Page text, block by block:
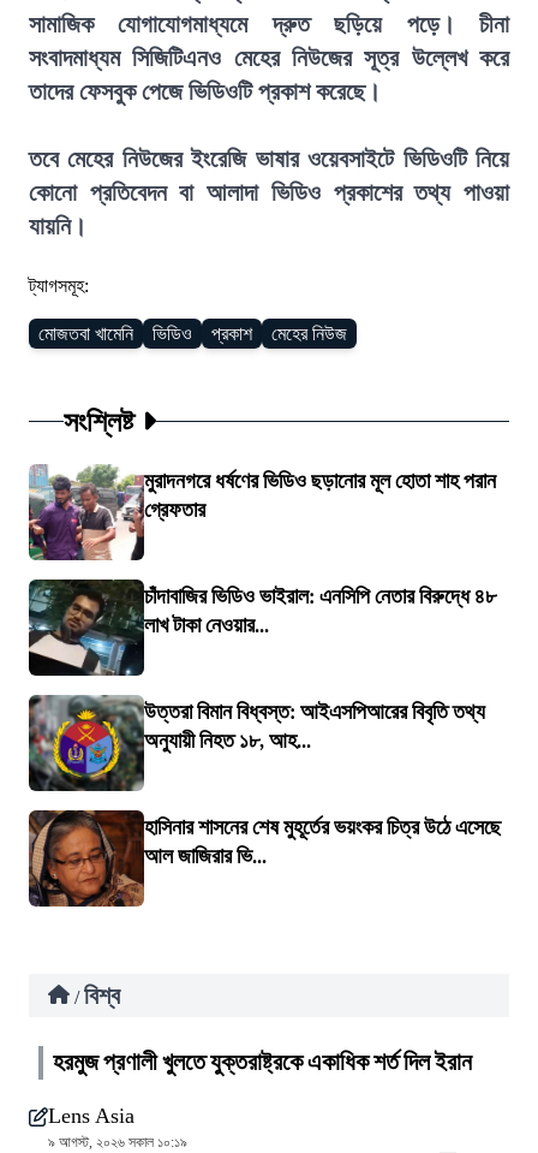
সামাজিক যোগাযোগমাধ্যমে দ্রুত ছড়িয়ে পড়ে। চীনা
সংবাদমাধ্যম সিজিটিএনও মেহের নিউজের সূত্র উল্লেখ করে
তাদের ফেসবুক পেজে ভিডিওটি প্রকাশ করেছে।
তবে মেহের নিউজের ইংরেজি ভাষার ওয়েবসাইটে ভিডিওটি নিয়ে
কোনো প্রতিবেদন বা আলাদা ভিডিও প্রকাশের তথ্য পাওয়া
যায়নি।
ট্যাগসমূহ:
মোজতবা খামেনি ভিডিও প্রকাশ মেহের নিউজ
সংশ্লিষ্ট
মুরাদনগরে ধর্ষণের ভিডিও ছড়ানোর মূল হোতা শাহ পরান
গ্রেফতার
চাঁদাবাজির ভিডিও ভাইরাল: এনসিপি নেতার বিরুদ্ধে ৪৮
লাখ টাকা নেওয়ার...
উত্তরা বিমান বিধ্বস্ত: আইএসপিআরের বিবৃতি তথ্য
অনুযায়ী নিহত ১৮, আহ...
হাসিনার শাসনের শেষ মুহূর্তের ভয়ংকর চিত্র উঠে এসেছে
আল জাজিরার ভি...
/ বিশ্ব
হরমুজ প্রণালী খুলতে যুক্তরাষ্ট্রকে একাধিক শর্ত দিল ইরান
Lens Asia
৯ আগস্ট, ২০২৬ সকাল ১০:১৯